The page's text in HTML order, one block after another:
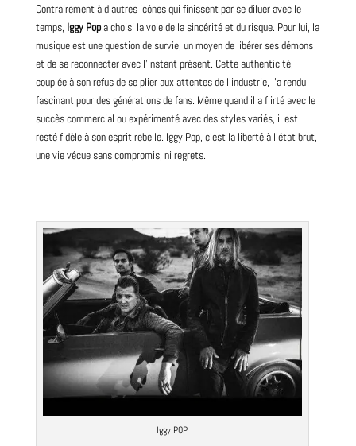
Contrairement à d’autres icônes qui finissent par se diluer avec le
temps, Iggy Popa choisi la voie de la sincérité et du risque. Pour lui, la
musique est une question de survie, un moyen de libérer ses démons
et de se reconnecter avec l’instant présent. Cette authenticité,
couplée à son refus de se plier aux attentes de l’industrie, l’a rendu
fascinant pour des générations de fans. Même quand il a flirté avec le
succès commercial ou expérimenté avec des styles variés, il est
resté fidèle à son esprit rebelle. Iggy Pop, c’est la liberté à l’état brut,
une vie vécue sans compromis, ni regrets.
Iggy POP